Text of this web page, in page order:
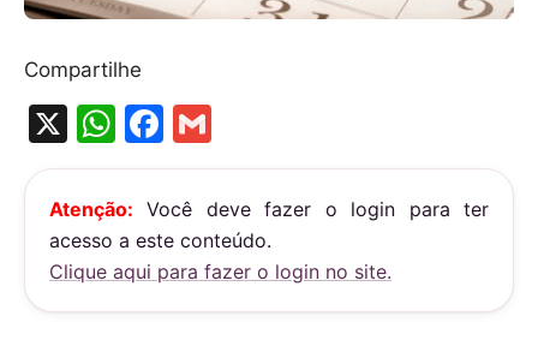
Compartilhe
X
W
h
at
s
A
p
F
a
c
e
b
o
m
ai
l
Atenção: Você deve fazer o login para ter
acesso a este conteúdo.
Clique aqui para fazer o login no site.